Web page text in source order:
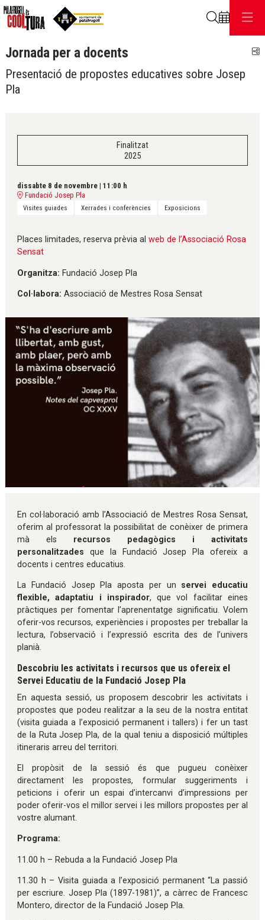
Jornada per a docents
Presentació de propostes educatives sobre Josep
Pla
Finalitzat
2025
dissabte 8 de novembre | 11:00 h
Fundació Josep Pla
Visites guiades Xerrades i conferències Exposicions
Places limitades, reserva prèvia al web de l’Associació Rosa
Sensat
Organitza: Fundació Josep Pla
Col·labora: Associació de Mestres Rosa Sensat
En col·laboració amb l’Associació de Mestres Rosa Sensat,
oferim al professorat la possibilitat de conèixer de primera
mà els recursos pedagògics i activitats
personalitzades que la Fundació Josep Pla ofereix a
docents i centres educatius.
La Fundació Josep Pla aposta per un servei educatiu
flexible, adaptatiu i inspirador, que vol facilitar eines
pràctiques per fomentar l’aprenentatge significatiu. Volem
oferir-vos recursos, experiències i propostes per treballar la
lectura, l’observació i l’expressió escrita des de l’univers
planià.
Descobriu les activitats i recursos que us ofereix el
Servei Educatiu de la Fundació Josep Pla
En aquesta sessió, us proposem descobrir les activitats i
propostes que podeu realitzar a la seu de la nostra entitat
(visita guiada a l’exposició permanent i tallers) i fer un tast
de la Ruta Josep Pla, de la qual teniu a disposició múltiples
itineraris arreu del territori.
El propòsit de la sessió és que pugueu conèixer
directament les propostes, formular suggeriments i
peticions i oferir un espai d’intercanvi d’impressions per
poder oferir-vos el millor servei i les millors propostes per al
vostre alumant.
Programa:
11.00 h – Rebuda a la Fundació Josep Pla
11.30 h – Visita guiada a l’exposició permanent “La passió
per escriure. Josep Pla (1897-1981)”, a càrrec de Francesc
Montero, director de la Fundació Josep Pla.